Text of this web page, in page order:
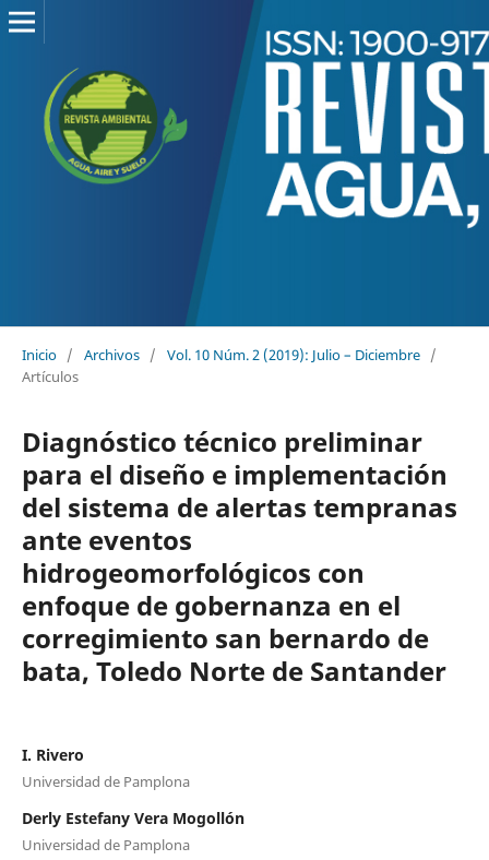
Inicio / Archivos / Vol. 10 Núm. 2 (2019): Julio – Diciembre /
Artículos
Diagnóstico técnico preliminar
para el diseño e implementación
del sistema de alertas tempranas
ante eventos
hidrogeomorfológicos con
enfoque de gobernanza en el
corregimiento san bernardo de
bata, Toledo Norte de Santander
I. Rivero
Universidad de Pamplona
Derly Estefany Vera Mogollón
Universidad de Pamplona